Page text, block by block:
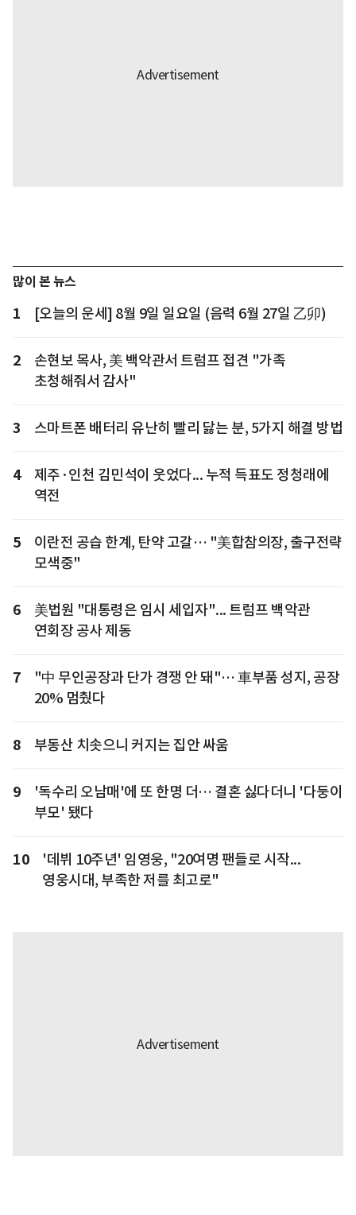
많이 본 뉴스
1 [오늘의 운세] 8월 9일 일요일 (음력 6월 27일 乙卯)
2
손현보 목사, 美 백악관서 트럼프 접견 "가족
초청해줘서 감사"
3 스마트폰 배터리 유난히 빨리 닳는 분, 5가지 해결 방법
4
제주·인천 김민석이 웃었다... 누적 득표도 정청래에
역전
5
이란전 공습 한계, 탄약 고갈… "美합참의장, 출구전략
모색중"
6
美법원 "대통령은 임시 세입자"... 트럼프 백악관
연회장 공사 제동
7
"中 무인공장과 단가 경쟁 안 돼"… 車부품 성지, 공장
20% 멈췄다
8 부동산 치솟으니 커지는 집안 싸움
9
'독수리 오남매'에 또 한명 더… 결혼 싫다더니 '다둥이
부모' 됐다
10
'데뷔 10주년' 임영웅, "20여명 팬들로 시작...
영웅시대, 부족한 저를 최고로"